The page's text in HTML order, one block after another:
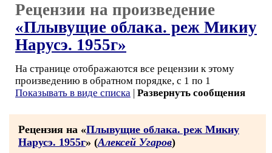
Рецензии на произведение
«Плывущие облака. реж Микиу
Нарусэ. 1955г»
На странице отображаются все рецензии к этому
произведению в обратном порядке, с 1 по 1
Показывать в виде списка | Развернуть сообщения
Рецензия на «Плывущие облака. реж Микиу
Нарусэ. 1955г» (Алексей Угаров)